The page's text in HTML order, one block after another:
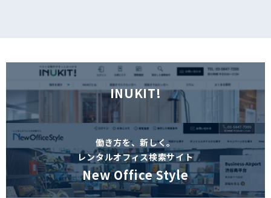
INUKIT!
働き方を、新しく。
レンタルオフィス検索サイト
New Office Style